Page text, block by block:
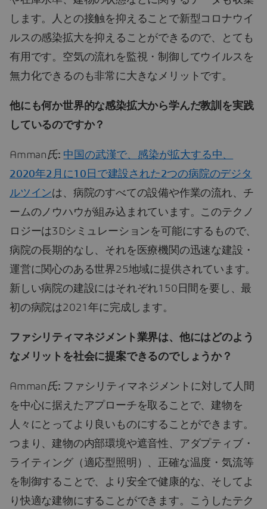
します。人との接触を抑えることで新型コロナウイ
ルスの感染拡大を抑えることができるので、とても
有用です。空気の流れを監視・制御してウイルスを
無力化できるのも非常に大きなメリットです。
他にも何か世界的な感染拡大から学んだ教訓を実践
しているのですか？
Amman氏: 中国の武漢で、感染が拡大する中、
2020年2月に10日で建設された2つの病院のデジタ
ルツインは、病院のすべての設備や作業の流れ、チ
ームのノウハウが組み込まれています。このテクノ
ロジーは3Dシミュレーションを可能にするもので、
病院の長期的なし、それを医療機関の迅速な建設・
運営に関心のある世界25地域に提供されています。
新しい病院の建設にはそれぞれ150日間を要し、最
初の病院は2021年に完成します。
ファシリティマネジメント業界は、他にはどのよう
なメリットを社会に提案できるのでしょうか？
Amman氏: ファシリティマネジメントに対して人間
を中心に据えたアプローチを取ることで、建物を
人々にとってより良いものにすることができます。
つまり、建物の内部環境や遮音性、アダプティブ・
ライティング（適応型照明）、正確な温度・気流等
を制御することで、より安全で健康的な、そしてよ
り快適な建物にすることができます。こうしたテク